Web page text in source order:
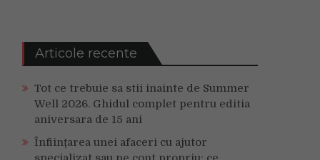
Articole recente
Tot ce trebuie sa stii inainte de Summer
Well 2026. Ghidul complet pentru editia
aniversara de 15 ani
Înființarea unei afaceri cu ajutor